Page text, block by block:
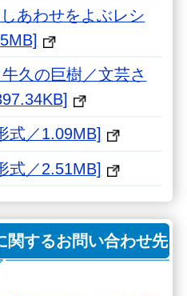
あわせをよぶレシ
久の巨樹／文芸さ
式／1.09MB]
式／2.51MB]
関するお問い合わせ先